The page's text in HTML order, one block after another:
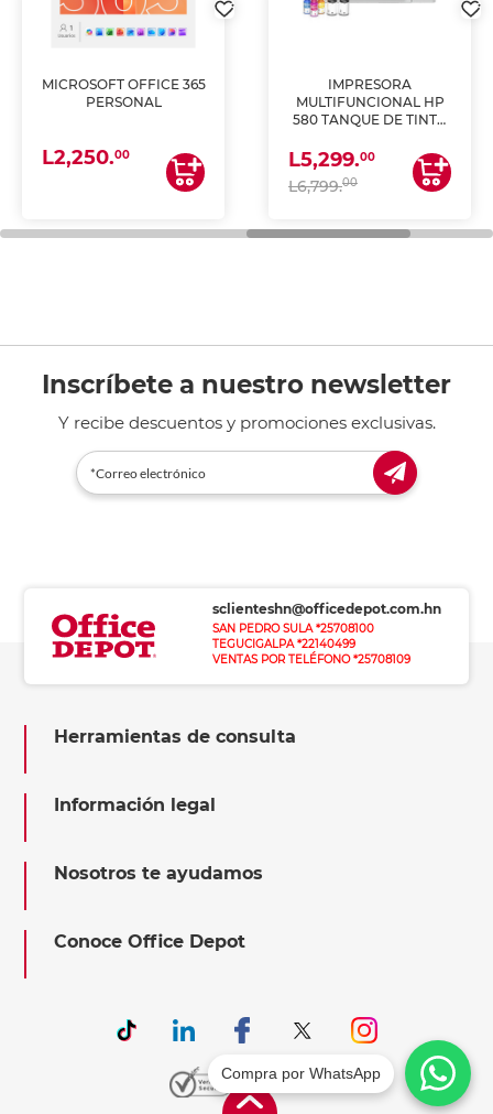
MICROSOFT OFFICE 365
PERSONAL
L2,250.00
IMPRESORA
MULTIFUNCIONAL HP
580 TANQUE DE TINTA
ESCANEA)
L5,299.00
L6,799.00
Inscríbete a nuestro newsletter
Y recibe descuentos y promociones exclusivas.
sclienteshn@officedepot.com.hn
SAN PEDRO SULA *25708100
TEGUCIGALPA *22140499
VENTAS POR TELÉFONO *25708109
Herramientas de consulta
Información legal
Nosotros te ayudamos
Conoce Office Depot
Compra por WhatsApp